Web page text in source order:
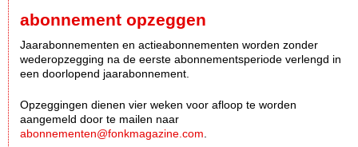
abonnement opzeggen
Jaarabonnementen en actieabonnementen worden zonder
wederopzegging na de eerste abonnementsperiode verlengd in
een doorlopend jaarabonnement.
Opzeggingen dienen vier weken voor afloop te worden
aangemeld door te mailen naar
abonnementen@fonkmagazine.com